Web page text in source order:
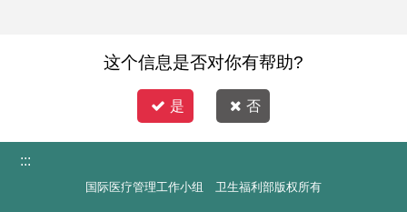
这个信息是否对你有帮助?
是 否
:::
国际医疗管理工作小组 卫生福利部版权所有